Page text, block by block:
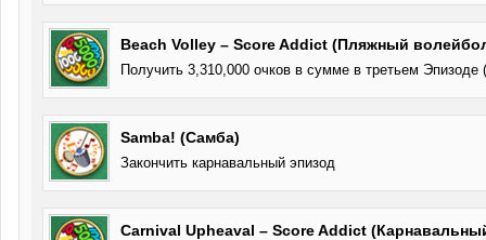
Beach Volley – Score Addict (Пляжный
Получить 3,310,000 очков в сумме в третьем Эпизоде
Samba! (Самба)
Закончить карнавальный эпизод
Carnival Upheaval – Score Addict